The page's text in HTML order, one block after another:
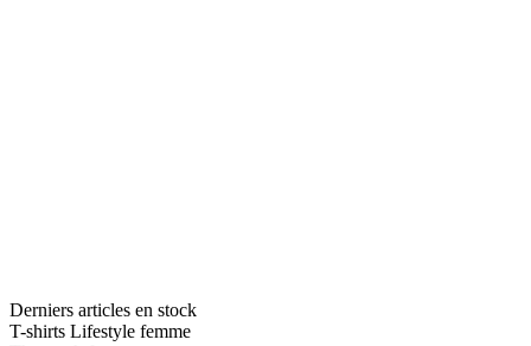
Derniers articles en stock
T-shirts Lifestyle femme